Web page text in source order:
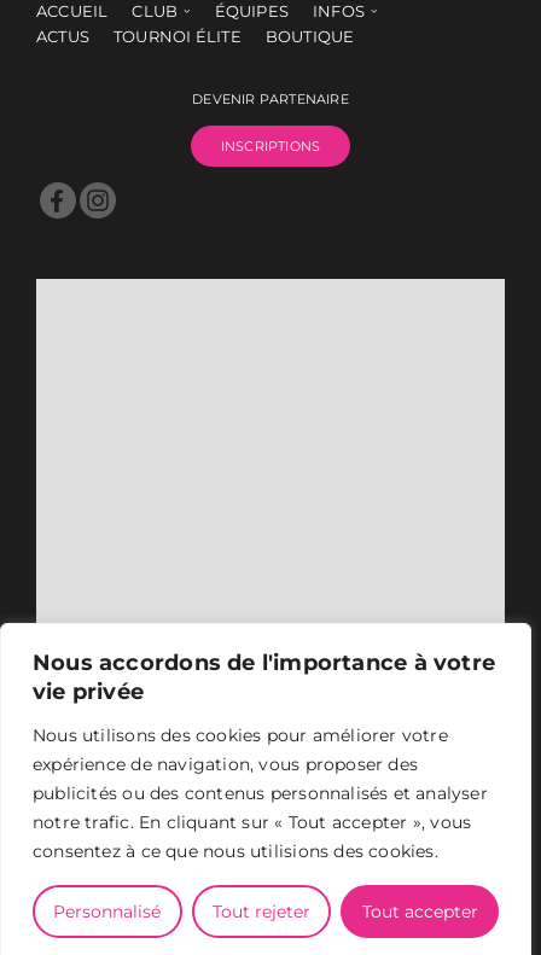
Nous accordons de l'importance à votre
vie privée
Nous utilisons des cookies pour améliorer votre
expérience de navigation, vous proposer des
publicités ou des contenus personnalisés et analyser
notre trafic. En cliquant sur « Tout accepter », vous
consentez à ce que nous utilisions des cookies.
Personnalisé Tout rejeter Tout accepter
ACCUEIL CLUB ÉQUIPES
INFOS
ACTUS
TOURNOI ÉLITE BOUTIQUE
DEVENIR PARTENAIRE
INSCRIPTIONS
ASER 2024 - Tous droits réservés - Mentions légales